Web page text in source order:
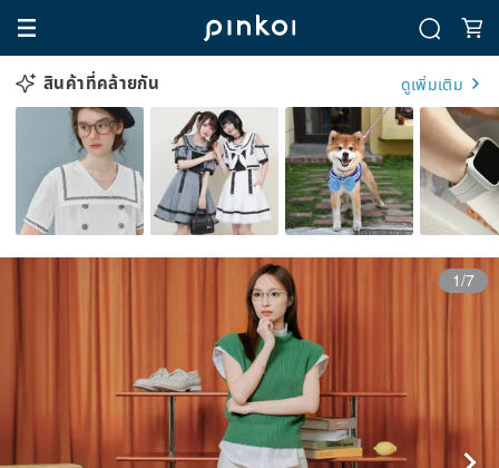
สินค้าที่คล้ายกัน ดูเพิ่มเติม
1/7